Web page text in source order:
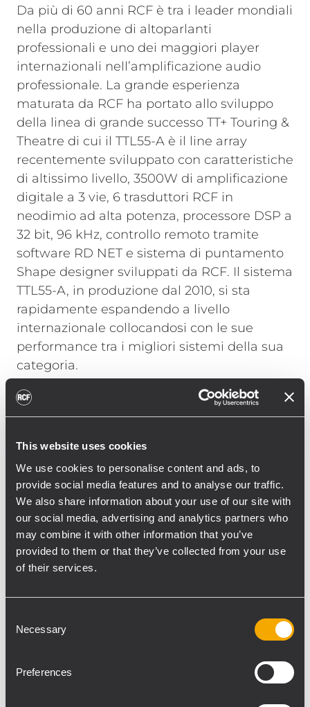
This website uses cookies
We use cookies to personalise content and ads, to
provide social media features and to analyse our traffic.
We also share information about your use of our site with
our social media, advertising and analytics partners who
may combine it with other information that you’ve
provided to them or that they’ve collected from your use
of their services.
Selection
Necessary
Preferences
Da più di 60 anni RCF è tra i leader mondiali
nella produzione di altoparlanti
professionali e uno dei maggiori player
internazionali nell’amplificazione audio
professionale. La grande esperienza
maturata da RCF ha portato allo sviluppo
della linea di grande successo TT+ Touring &
Theatre di cui il TTL55-A è il line array
recentemente sviluppato con caratteristiche
di altissimo livello, 3500W di amplificazione
digitale a 3 vie, 6 trasduttori RCF in
neodimio ad alta potenza, processore DSP a
32 bit, 96 kHz, controllo remoto tramite
software RD NET e sistema di puntamento
Shape designer sviluppati da RCF. Il sistema
TTL55-A, in produzione dal 2010, si sta
rapidamente espandendo a livello
internazionale collocandosi con le sue
performance tra i migliori sistemi della sua
categoria.
Rossi ha commentato : “Ho sempre cercato
di dare fiducia a chi fiducia si e’ meritato!
Quest’anno era il momento giusto per
di essere italiani . L’industria italiana ha
raggiunto livelli altissimi e sono fiero di
essere “genitore” di questo progetto!”.
La rental company bolognese “Nuovo
Service” di Willy Gubellini, Service audio e
luci con particolare esperienza nel settore
nel tour di Vasco ben 120 Line array TTL55-A,
60 Subwoofer TTS56-A più numerosi altre
casse di rinforzo e monitor da palco per un
totale di potenza audio di quasi 1 milione di